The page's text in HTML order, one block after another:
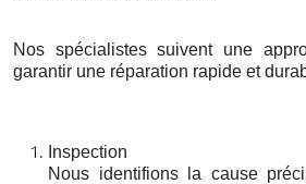
Nos spécialistes suivent une
garantir une réparation rapide et
Inspection
Nous identifions la cause